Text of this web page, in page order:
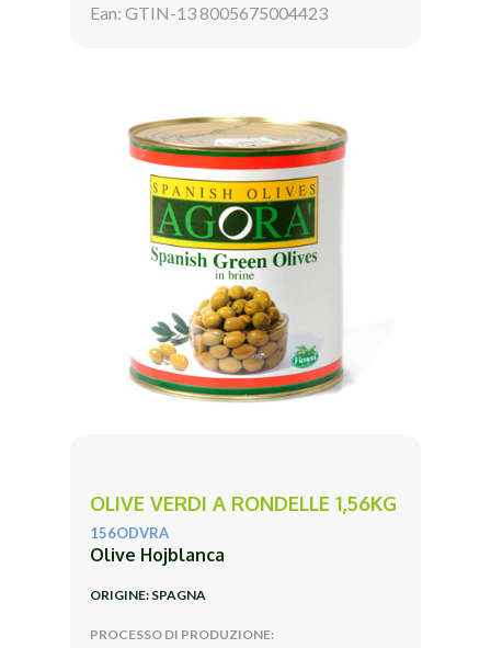
Ean: GTIN-13 8005675004423
OLIVE VERDI A RONDELLE 1,56KG
156ODVRA
Olive Hojblanca
ORIGINE: SPAGNA
PROCESSO DI PRODUZIONE: